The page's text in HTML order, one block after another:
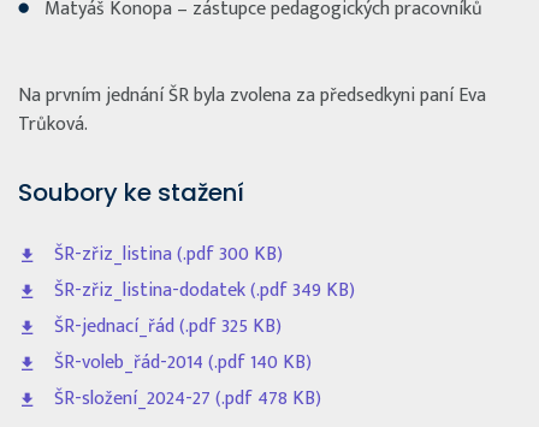
Matyáš Konopa – zástupce pedagogických pracovníků
Na prvním jednání ŠR byla zvolena za předsedkyni paní Eva
Trůková.
Soubory ke stažení
ŠR-zřiz_listina (.pdf 300 KB)
ŠR-zřiz_listina-dodatek (.pdf 349 KB)
ŠR-jednací_řád (.pdf 325 KB)
ŠR-voleb_řád-2014 (.pdf 140 KB)
ŠR-složení_2024-27 (.pdf 478 KB)